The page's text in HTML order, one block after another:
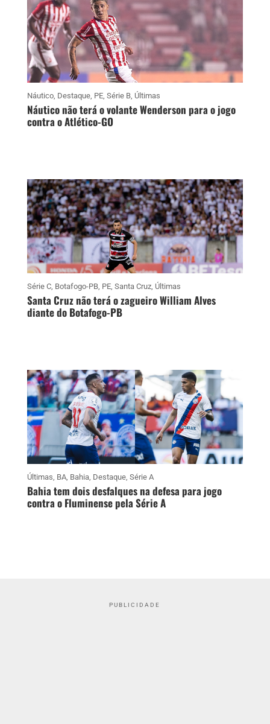
Náutico, Destaque, PE, Série B, Últimas
Náutico não terá o volante Wenderson para o jogo
contra o Atlético-GO
Série C, Botafogo-PB, PE, Santa Cruz, Últimas
Santa Cruz não terá o zagueiro William Alves
diante do Botafogo-PB
Últimas BA, Bahia Destaque, Série A
Bahia tem dois desfalques na defesa para jogo
contra o Fluminense pela Série A
PUBLICIDADE